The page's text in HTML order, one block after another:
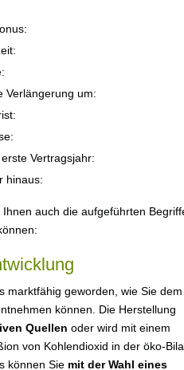
Verlängerung um:
Vertragsjahr:
hinaus:
auch die aufgeführten
marktfähig geworden, wie Sie dem
können. Die Herstellung
Quellen oder wird mit einem
von Kohlendioxid in der öko-
können Sie mit der Wahl eines